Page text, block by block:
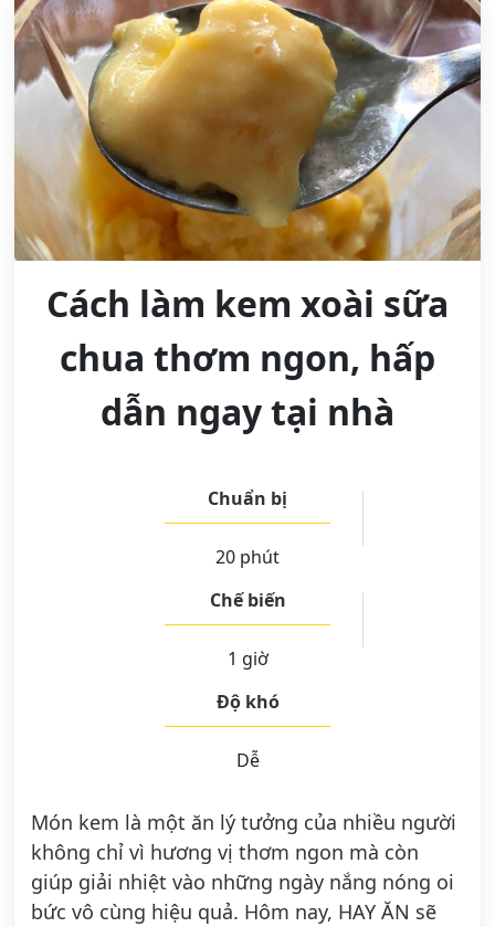
Cách làm kem xoài sữa
chua thơm ngon, hấp
dẫn ngay tại nhà
Chuẩn bị
20 phút
Chế biến
1 giờ
Độ khó
Dễ
Món kem là một ăn lý tưởng của nhiều người
không chỉ vì hương vị thơm ngon mà còn
giúp giải nhiệt vào những ngày nắng nóng oi
bức vô cùng hiệu quả. Hôm nay, HAY ĂN sẽ